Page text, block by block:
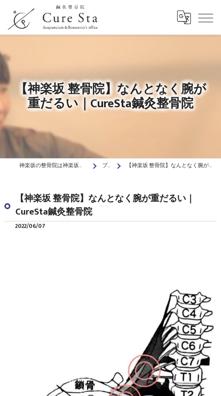
【神楽坂 整骨院】なんとなく腕が
重だるい｜CureSta鍼灸整骨院
神楽坂の整骨院は神楽坂駅前Cure Sta鍼灸整骨院 ブログ 【神楽坂 整骨院】なんとなく腕が重だるい｜CureSta鍼灸整骨院
【神楽坂 整骨院】なんとなく腕が重だるい｜
CureSta鍼灸整骨院
2022/06/07